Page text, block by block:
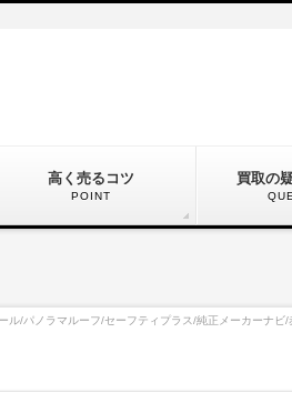
高く売るコツ
POINT
買取の
/パノラマルーフ/セーフティプラス/純正メーカーナビ/